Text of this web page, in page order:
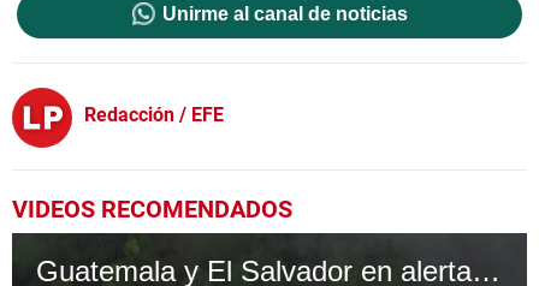
Unirme al canal de noticias
Redacción / EFE
VIDEOS RECOMENDADOS
Guatemala y El Salvador en alerta roja por lluvias